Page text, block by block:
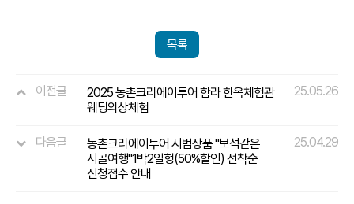
목록
이전글
2025 농촌크리에이투어 함라 한옥체험관
웨딩의상체험
25.05.26
다음글
농촌크리에이투어 시범상품 "보석같은
시골여행"1박2일형(50%할인) 선착순
신청접수 안내
25.04.29